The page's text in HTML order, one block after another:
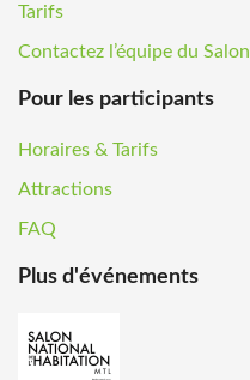
Tarifs
Contactez l’équipe du Salon
Pour les participants
Horaires & Tarifs
Attractions
FAQ
Plus d'événements